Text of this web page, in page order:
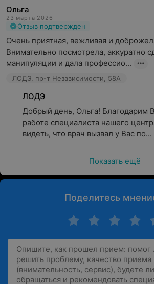
Ольга
23 марта 2026
Отзыв подтвержден
Очень приятная, вежливая и
Внимательно посмотрела, аккуратно
манипуляции и дала профессио...
ЛОДЭ, пр-т Независимости, 58А
ЛОДЭ
Добрый день, Ольга! Благодарим
работе специалиста нашего
видеть, что врач вызвал у Вас по...
Показать ещё
Поделитесь